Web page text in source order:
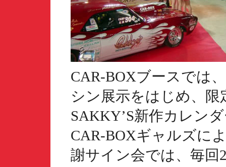
CAR-BOXブースでは
シン展示をはじめ、
SAKKY’S新作カレン
CAR-BOXギャルズに
謝サイン会では、毎回